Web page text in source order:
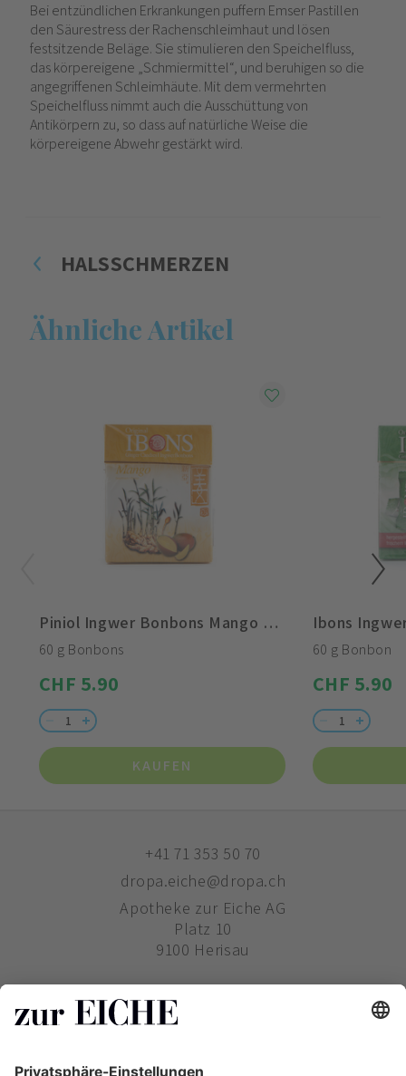
Bei entzündlichen Erkrankungen puffern Emser Pastillen
den Säurestress der Rachenschleimhaut und lösen
festsitzende Beläge. Sie stimulieren den Speichelfluss,
das körpereigene „Schmiermittel“, und beruhigen so die
angegriffenen Schleimhäute. Mit dem vermehrten
Speichelfluss nimmt auch die Ausschüttung von
Antikörpern zu, so dass auf natürliche Weise die
körpereigene Abwehr gestärkt wird.
HALSSCHMERZEN
Ähnliche Artikel
Piniol Ingwer Bonbons Mango Box
60 g Bonbons
CHF 5.90
KAUFEN
Ibons
60 g Bonbon
CHF 5.90
+41 71 353 50 70
dropa.eiche@dropa.ch
Apotheke zur Eiche AG
Platz 10
9100 Herisau
ZUR EICHE